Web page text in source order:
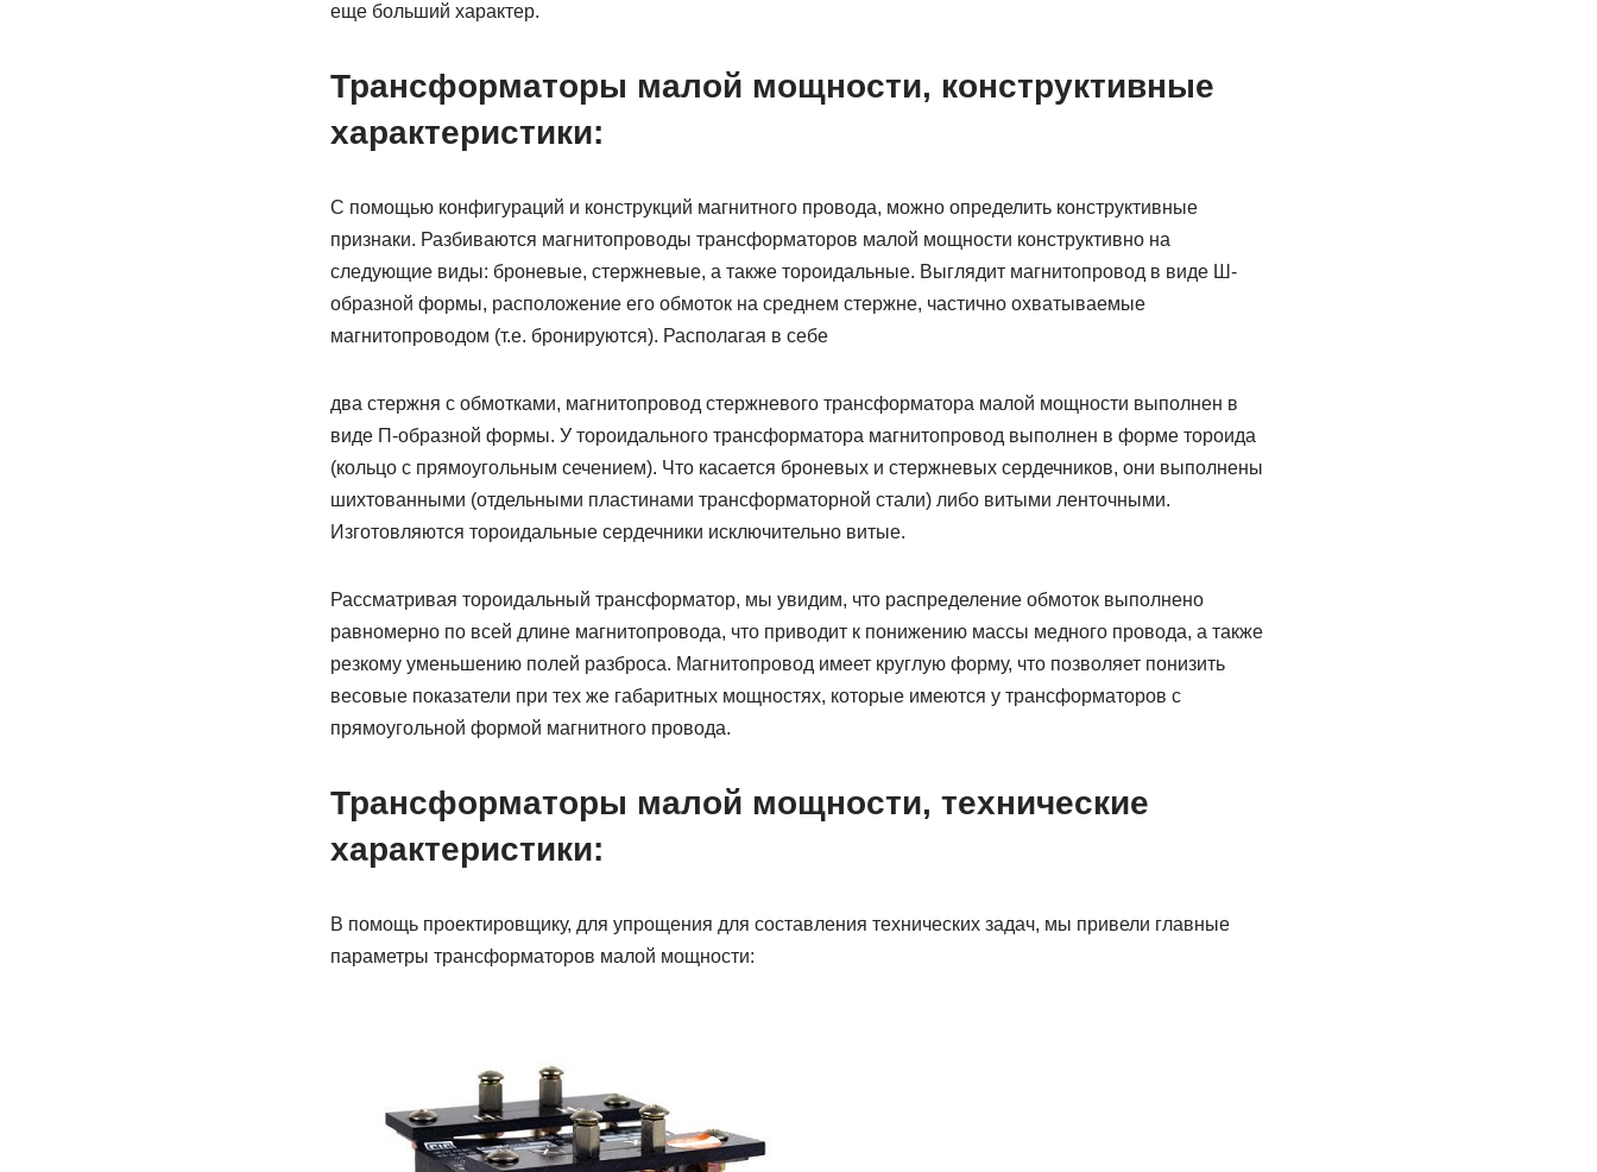
еще больший характер.
Трансформаторы малой мощности, конструктивные
характеристики:
С помощью конфигураций и конструкций магнитного провода, можно определить конструктивные
признаки. Разбиваются магнитопроводы трансформаторов малой мощности конструктивно на
следующие виды: броневые, стержневые, а также тороидальные. Выглядит магнитопровод в виде Ш-
образной формы, расположение его обмоток на среднем стержне, частично охватываемые
магнитопроводом (т.е. бронируются). Располагая в себе
два стержня с обмотками, магнитопровод стержневого трансформатора малой мощности выполнен в
виде П-образной формы. У тороидального трансформатора магнитопровод выполнен в форме тороида
(кольцо с прямоугольным сечением). Что касается броневых и стержневых сердечников, они выполнены
шихтованными (отдельными пластинами трансформаторной стали) либо витыми ленточными.
Изготовляются тороидальные сердечники исключительно витые.
Рассматривая тороидальный трансформатор, мы увидим, что распределение обмоток выполнено
равномерно по всей длине магнитопровода, что приводит к понижению массы медного провода, а также
резкому уменьшению полей разброса. Магнитопровод имеет круглую форму, что позволяет понизить
весовые показатели при тех же габаритных мощностях, которые имеются у трансформаторов с
прямоугольной формой магнитного провода.
Трансформаторы малой мощности, технические
характеристики:
В помощь проектировщику, для упрощения для составления технических задач, мы привели главные
параметры трансформаторов малой мощности: